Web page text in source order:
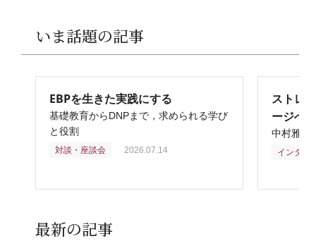
いま話題の記事
EBPを生きた実践にする
基礎教育からDNPまで，求められる学び
と役割
対談・座談会 2026.07.14
ストレ
ージへ
中村雅俊
インタビ
最新の記事